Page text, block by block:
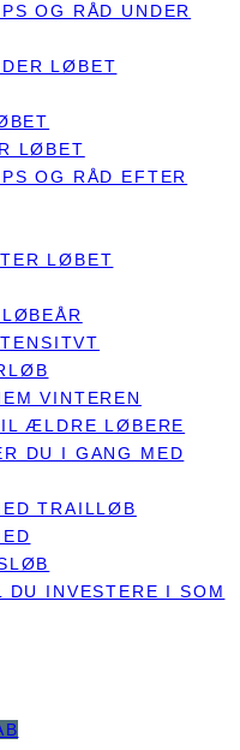
OG RÅD UNDER
LØBET
LØBET
OG RÅD EFTER
LØBET
VINTEREN
ÆLDRE LØBERE
DU I GANG MED
TRAILLØB
DU INVESTERE I SOM